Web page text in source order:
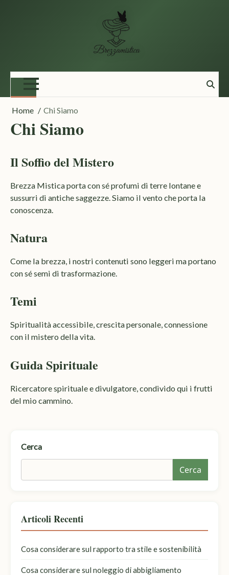
Home Chi Siamo
Chi Siamo
Il Soffio del Mistero
Brezza Mistica porta con sé profumi di terre lontane e
sussurri di antiche saggezze. Siamo il vento che porta la
conoscenza.
Natura
Come la brezza, i nostri contenuti sono leggeri ma portano
con sé semi di trasformazione.
Temi
Spiritualità accessibile, crescita personale, connessione
con il mistero della vita.
Guida Spirituale
Ricercatore spirituale e divulgatore, condivido qui i frutti
del mio cammino.
Cerca
Cerca
Articoli Recenti
Cosa considerare sul rapporto tra stile e sostenibilità
Cosa considerare sul noleggio di abbigliamento